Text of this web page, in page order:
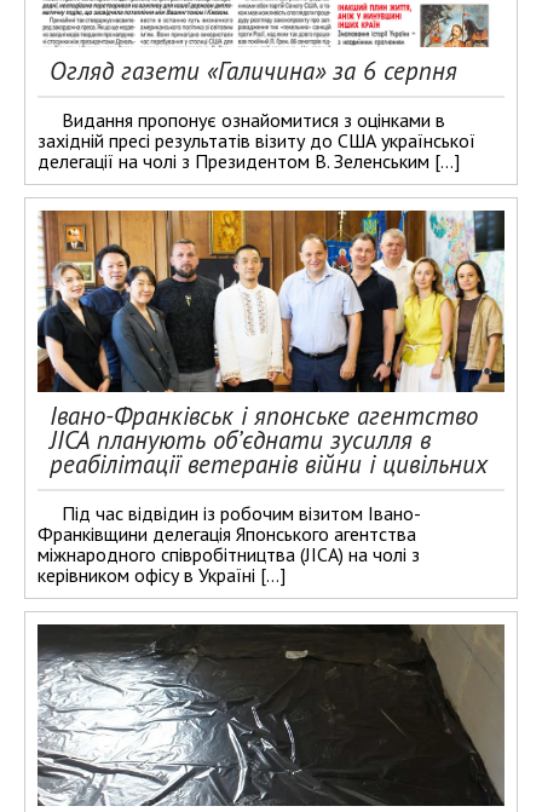
Огляд газети «Галичина» за 6 серпня
Видання пропонує ознайомитися з оцінками в
західній пресі результатів візиту до США української
делегації на чолі з Президентом В. Зеленським […]
Івано-Франківськ і японське агентство
JICA планують об’єднати зусилля в
реабілітації ветеранів війни і цивільних
Під час відвідин із робочим візитом Івано-
Франківщини делегація Японського агентства
міжнародного співробітництва (JICA) на чолі з
керівником офісу в Україні […]